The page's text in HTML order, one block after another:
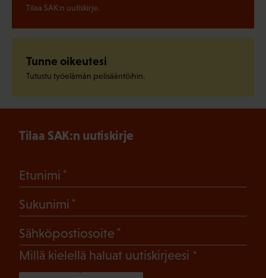
Tilaa SAK:n uutiskirje.
Tunne oikeutesi
Tutustu työelämän pelisääntöihin.
Tilaa SAK:n uutiskirje
Etunimi
Sukunimi
Sähköpostiosoite
Millä kielellä haluat uutiskirjeesi (Pakollinen)